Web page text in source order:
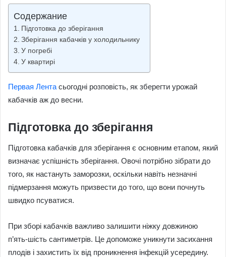
Содержание
Підготовка до зберігання
Зберігання кабачків у холодильнику
У погребі
У квартирі
Первая Лента сьогодні розповість, як зберегти урожай
кабачків аж до весни.
Підготовка до зберігання
Підготовка кабачків для зберігання є основним етапом, який
визначає успішність зберігання. Овочі потрібно зібрати до
того, як настануть заморозки, оскільки навіть незначні
підмерзання можуть призвести до того, що вони почнуть
швидко псуватися.
При зборі кабачків важливо залишити ніжку довжиною
п’ять-шість сантиметрів. Це допоможе уникнути засихання
плодів і захистить їх від проникнення інфекцій усередину.